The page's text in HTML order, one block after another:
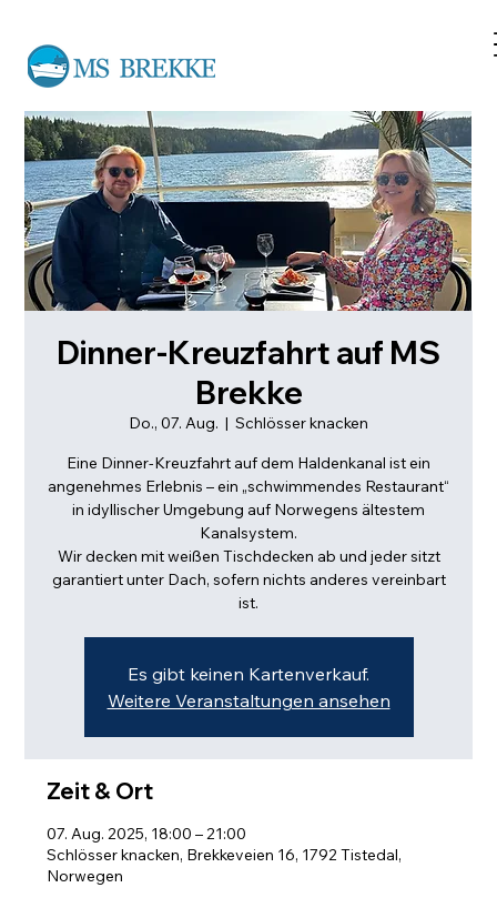
Dinner-Kreuzfahrt auf MS
Brekke
Do., 07. Aug.
  |
Schlösser knacken
Eine Dinner-Kreuzfahrt auf dem Haldenkanal ist ein
angenehmes Erlebnis – ein „schwimmendes Restaurant“
in idyllischer Umgebung auf Norwegens ältestem
Kanalsystem.
Wir decken mit weißen Tischdecken ab und jeder sitzt
garantiert unter Dach, sofern nichts anderes vereinbart
ist.
Es gibt keinen Kartenverkauf.
Weitere Veranstaltungen ansehen
Zeit & Ort
07. Aug. 2025, 18:00 – 21:00
Schlösser knacken, Brekkeveien 16, 1792 Tistedal,
Norwegen